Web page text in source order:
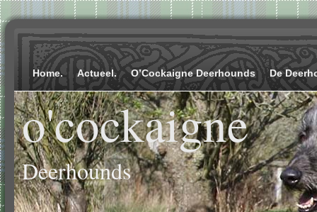
Home. Actueel. O’Cockaigne Deerhounds De
o'cockaigne
Deerhounds